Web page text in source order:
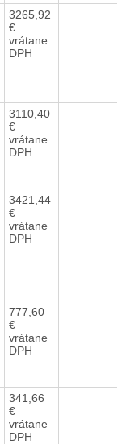
3265,92
€
vrátane
DPH
3110,40
€
vrátane
DPH
3421,44
€
vrátane
DPH
777,60
€
vrátane
DPH
341,66
€
vrátane
DPH